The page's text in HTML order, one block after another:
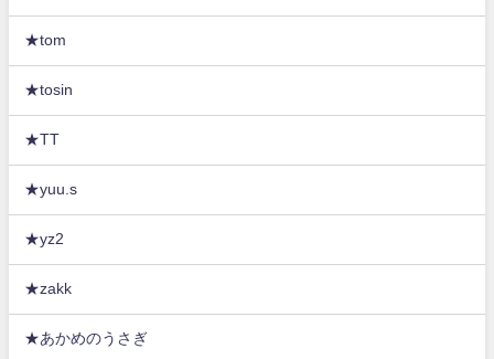
★tom
★tosin
★TT
★yuu.s
★yz2
★zakk
★あかめのうさぎ